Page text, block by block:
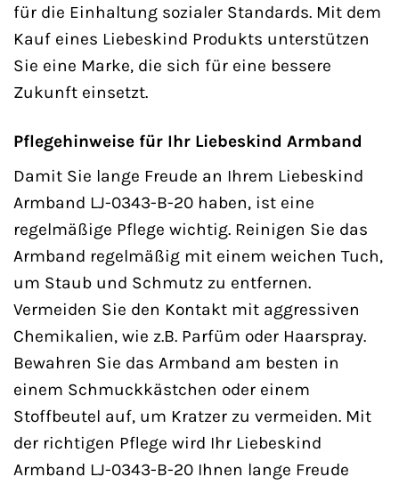
für die Einhaltung sozialer Standards. Mit dem
Kauf eines Liebeskind Produkts unterstützen
Sie eine Marke, die sich für eine bessere
Zukunft einsetzt.
Pflegehinweise für Ihr Liebeskind Armband
Damit Sie lange Freude an Ihrem Liebeskind
Armband LJ-0343-B-20 haben, ist eine
regelmäßige Pflege wichtig. Reinigen Sie das
Armband regelmäßig mit einem weichen Tuch,
um Staub und Schmutz zu entfernen.
Vermeiden Sie den Kontakt mit aggressiven
Chemikalien, wie z.B. Parfüm oder Haarspray.
Bewahren Sie das Armband am besten in
einem Schmuckkästchen oder einem
Stoffbeutel auf, um Kratzer zu vermeiden. Mit
der richtigen Pflege wird Ihr Liebeskind
Armband LJ-0343-B-20 Ihnen lange Freude